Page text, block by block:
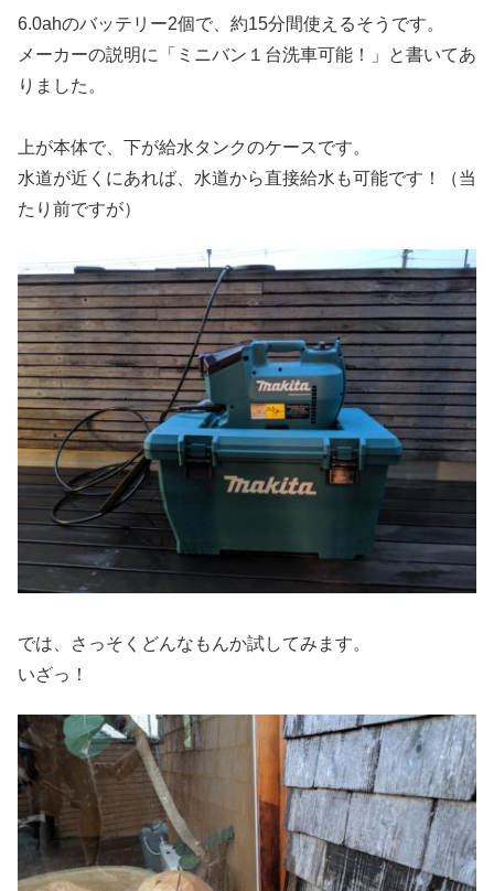
6.0ahのバッテリー2個で、約15分間使えるそうです。
メーカーの説明に「ミニバン１台洗車可能！」と書いてあ
りました。
上が本体で、下が給水タンクのケースです。
水道が近くにあれば、水道から直接給水も可能です！（当
たり前ですが）
では、さっそくどんなもんか試してみます。
いざっ！